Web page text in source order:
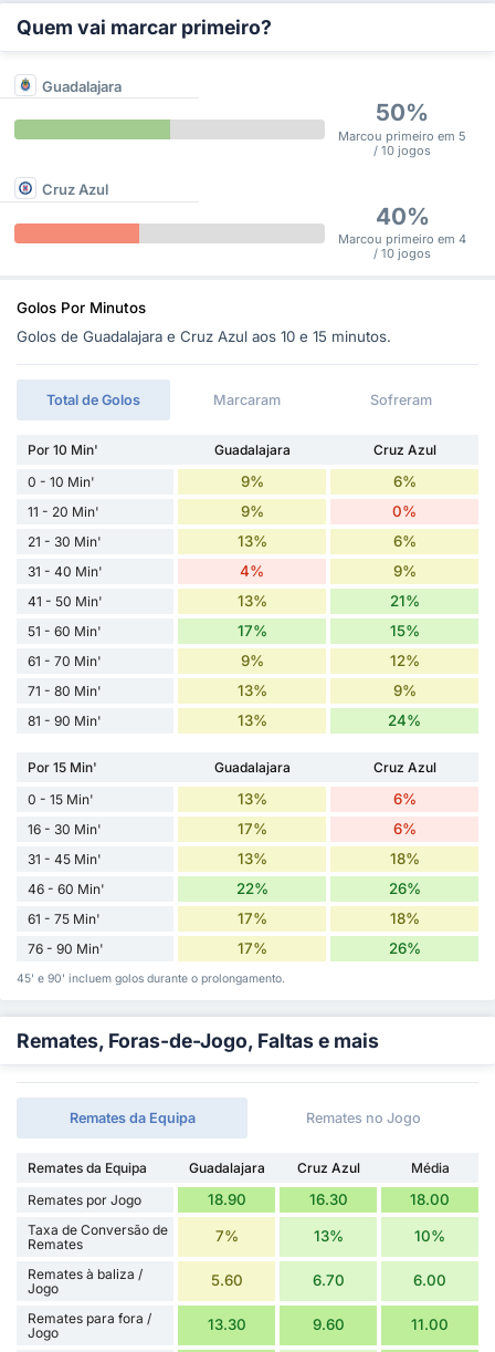
Quem vai marcar primeiro?
Guadalajara
50%
Marcou primeiro em 5
/ 10 jogos
Cruz Azul
40%
Marcou primeiro em 4
/ 10 jogos
Golos Por Minutos
Golos de Guadalajara e Cruz Azul aos 10 e 15 minutos.
Total de Golos Marcaram Sofreram
Por 10 Min' Guadalajara
Cruz Azul
0 - 10 Min'
9% 6%
11 - 20 Min' 9% 0%
21 - 30 Min' 13% 6%
31 - 40 Min' 4% 9%
41 - 50 Min' 13% 21%
51 - 60 Min' 17% 15%
61 - 70 Min' 9% 12%
71 - 80 Min' 13% 9%
81 - 90 Min' 13% 24%
Por 15 Min' Guadalajara
Cruz Azul
0 - 15 Min'
13% 6%
16 - 30 Min' 17% 6%
31 - 45 Min' 13% 18%
46 - 60 Min' 22% 26%
61 - 75 Min' 17% 18%
76 - 90 Min' 17% 26%
45' e 90' incluem golos durante o prolongamento.
Remates, Foras-de-Jogo, Faltas e mais
Remates da Equipa Remates no Jogo
Remates da Equipa Guadalajara Cruz Azul
Média
Remates por Jogo
18.90 16.30 18.00
Taxa de Conversão de
Remates
7% 13% 10%
Remates à baliza /
Jogo
5.60 6.70 6.00
Remates para fora /
Jogo
13.30 9.60 11.00